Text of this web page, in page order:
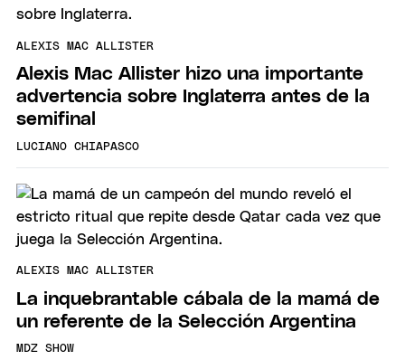
ALEXIS MAC ALLISTER
Alexis Mac Allister hizo una importante
advertencia sobre Inglaterra antes de la
semifinal
LUCIANO CHIAPASCO
ALEXIS MAC ALLISTER
La inquebrantable cábala de la mamá de
un referente de la Selección Argentina
MDZ SHOW